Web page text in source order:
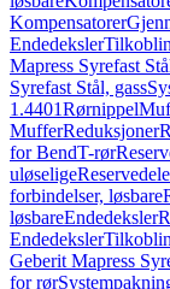
Kompensatorer
Endedeksler
Mapress Syrefast
Syrefast Stål, gass
1.4401Rørnippel
MufferReduksjoner
for BendT-rør
uløselige
forbindelser, løsbare
løsbareEndedeksler
Endedeksler
Geberit Mapress
for rør